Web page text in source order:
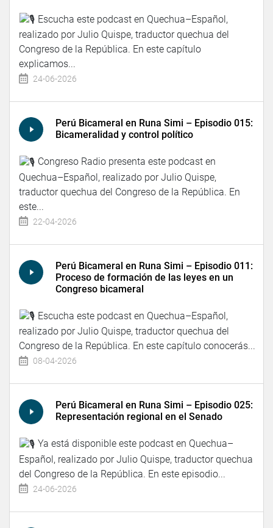
Escucha este podcast en Quechua–Español,
realizado por Julio Quispe, traductor quechua del
Congreso de la República. En este capítulo
explicamos...
24-06-2026
Perú Bicameral en Runa Simi – Episodio 015:
Bicameralidad y control político
Congreso Radio presenta este podcast en
Quechua–Español, realizado por Julio Quispe,
traductor quechua del Congreso de la República. En
este...
22-04-2026
Perú Bicameral en Runa Simi – Episodio 011:
Proceso de formación de las leyes en un
Congreso bicameral
Escucha este podcast en Quechua–Español,
realizado por Julio Quispe, traductor quechua del
Congreso de la República. En este capítulo conocerás...
08-04-2026
Perú Bicameral en Runa Simi – Episodio 025:
Representación regional en el Senado
Ya está disponible este podcast en Quechua–
Español, realizado por Julio Quispe, traductor quechua
del Congreso de la República. En este episodio...
24-06-2026